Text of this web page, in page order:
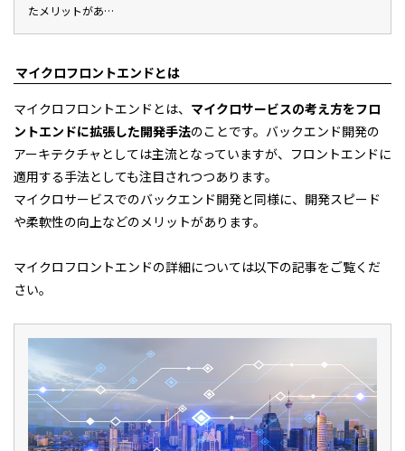
たメリットがあ…
マイクロフロントエンドとは
マイクロフロントエンドとは、 マイクロサービスの考え方をフロ
ントエンドに拡張した開発手法のことです。バックエンド開発の
アーキテクチャとしては主流となっていますが、フロントエンドに
適用する手法としても注目されつつあります。
マイクロサービスでのバックエンド開発と同様に、開発スピード
や柔軟性の向上などのメリットがあります。
マイクロフロントエンドの詳細については以下の記事をご覧くだ
さい。